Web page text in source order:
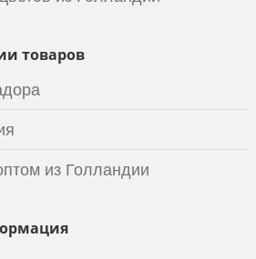
товаров
из Голландии